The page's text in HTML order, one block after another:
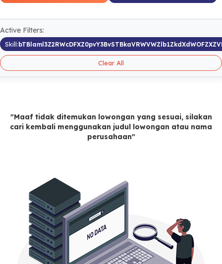
Active Filters:
Skill:
Clear All
"Maaf tidak ditemukan lowongan yang sesuai, silakan
cari kembali menggunakan judul lowongan atau nama
perusahaan"